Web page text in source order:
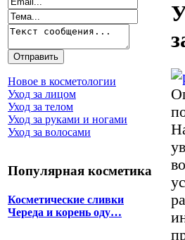
Новое в косметологии
Уход за лицом
Уход за телом
Уход за руками и ногами
Уход за волосами
Популярная косметика
Косметические сливки
Череда и корень оду…